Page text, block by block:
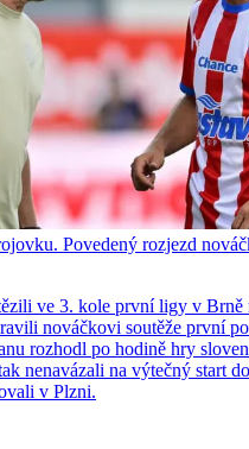
Povedený rozjezd
ve 3. kole první ligy v Brně
nováčkovi soutěže první
rozhodl po hodině hry
nenavázali na výtečný start
v Plzni.